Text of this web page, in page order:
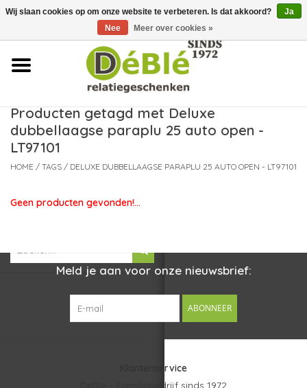
Over ons
Contact
Nieuws
Leveringsvoorwaarden
Producten getagd met Deluxe
dubbellaagse paraplu 25 auto open -
LT97101
HOME / TAGS / DELUXE DUBBELLAAGSE PARAPLU 25 AUTO OPEN - LT97101
Geen producten gevonden!...
Meld je aan voor onze nieuwsbrief:
ABONNEER
Klantenservice
DéBlé – Familiebedrijf sinds 1972
Wij slaan cookies op om onze website te verbeteren. Is dat akkoord?
Ja
Nee
Meer over cookies »